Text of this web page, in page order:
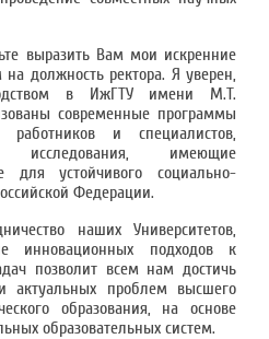
выразить Вам мои искренние
должность ректора. Я уверен,
в ИжГТУ имени М.Т.
современные программы
и специалистов,
имеющие
для устойчивого социально-
Федерации.
наших Университетов,
инновационных подходов к
позволит всем нам достичь
актуальных проблем высшего
образования, на основе
образовательных систем.